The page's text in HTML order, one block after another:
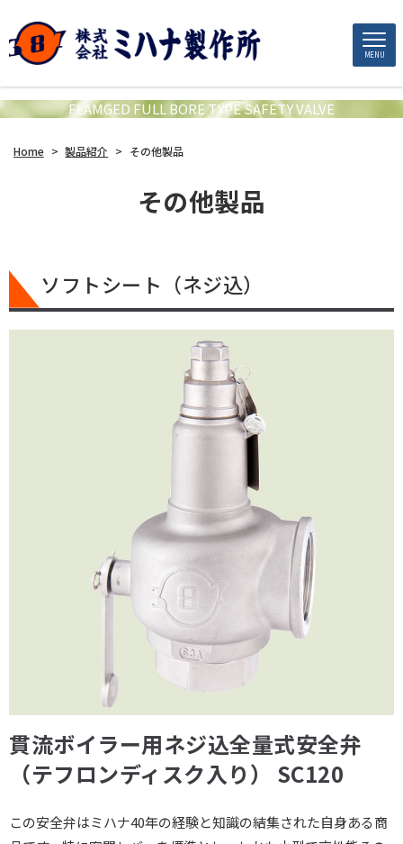
MENU
FLAMGED FULL BORE TYPE SAFETY VALVE
Home > 製品紹介 > その他製品
その他製品
ソフトシート（ネジ込）
貫流ボイラー用ネジ込全量式安全弁
（テフロンディスク入り） SC120
この安全弁はミハナ40年の経験と知識の結集された自身ある商